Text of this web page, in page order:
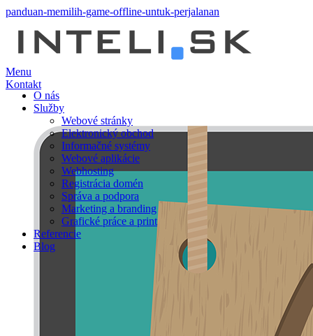
panduan-memilih-game-offline-untuk-perjalanan
Menu
O nás
Služby
Webové stránky
Elektronický obchod
Informačné systémy
Webové aplikácie
Webhosting
Registrácia domén
Správa a podpora
Marketing a branding
Grafické práce a print
Referencie
Blog
Kontakt